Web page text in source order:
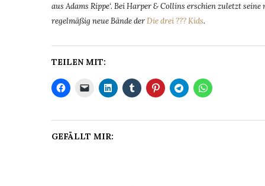
aus Adams Rippe‘. Bei Harper & Collins erschien zuletzt
regelmäßig neue Bände derDie drei ??? Kids.
TEILEN MIT:
GEFÄLLT MIR: